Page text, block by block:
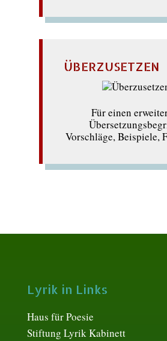
ÜBERZUSETZEN
Für einen
Vorschläge, Beispiele,
Lyrik in Links
Haus für Poesie
Stiftung Lyrik Kabinett